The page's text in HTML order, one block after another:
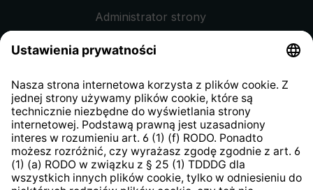
Administrator strony
kontrahentów
Klauzula informacyjna strony
internetowej
Strategia podatkowa
System zgłaszania nieprawidłowości